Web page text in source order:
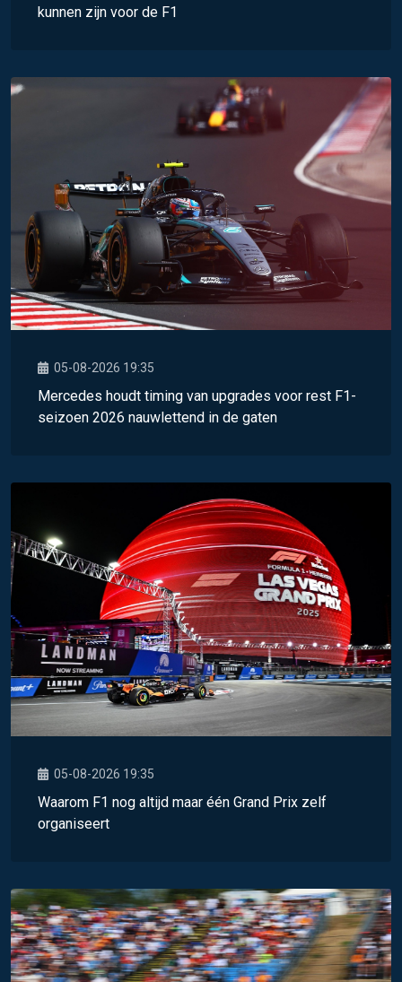
kunnen zijn voor de F1
05-08-2026 19:35
Mercedes houdt timing van upgrades voor rest F1-
seizoen 2026 nauwlettend in de gaten
05-08-2026 19:35
Waarom F1 nog altijd maar één Grand Prix zelf
organiseert